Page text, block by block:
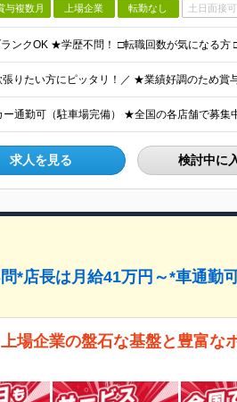
与複数月 上場企業 転勤なし 土日面接可
求人を見る 検討中に
*店長は月給41万円～*車通勤
場企業の盤石な基盤と豊富な